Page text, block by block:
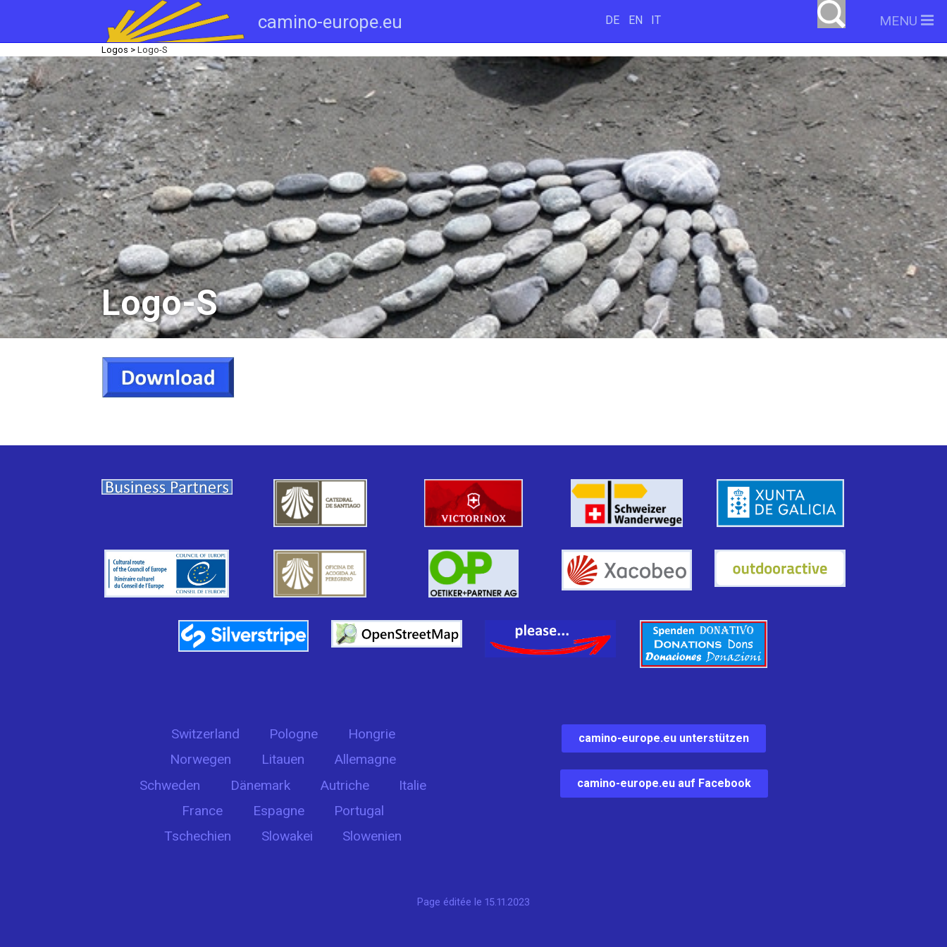
MENU
camino-europe.eu DE EN IT
Logos > Logo-S
Logo-S
Switzerland Pologne
Hongrie
Norwegen
Litauen
Allemagne
Schweden
Dänemark Autriche
Italie
France
Espagne
Portugal
Tschechien
Slowakei Slowenien
camino-europe.eu unterstützen
camino-europe.eu auf Facebook
Page éditée le 15.11.2023